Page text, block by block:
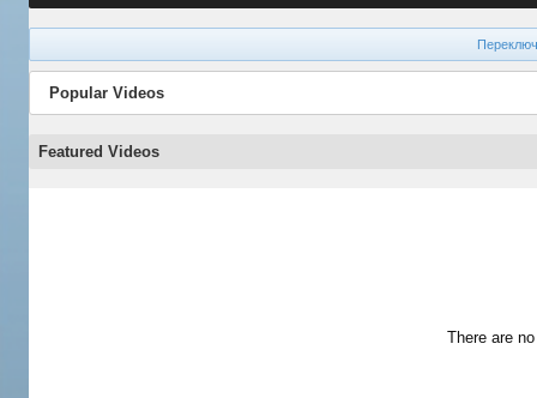
Popular Videos
Featured Videos
There are